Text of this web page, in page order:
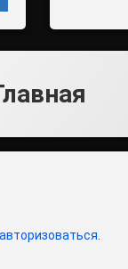
авторизоваться